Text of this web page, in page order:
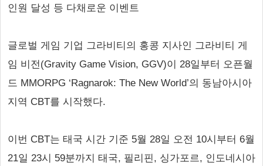
인원 달성 등 다채로운 이벤트
글로벌 게임 기업 그라비티의 홍콩 지사인 그라비티 게
임 비전(Gravity Game Vision, GGV)이 28일부터 오픈월
드 MMORPG ‘Ragnarok: The New World’의 동남아시아
지역 CBT를 시작했다.
이번 CBT는 태국 시간 기준 5월 28일 오전 10시부터 6월
21일 23시 59분까지 태국, 필리핀, 싱가포르, 인도네시아